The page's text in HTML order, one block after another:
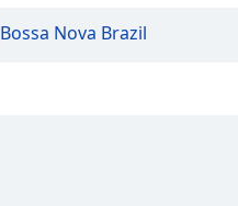
Bossa Nova Brazil